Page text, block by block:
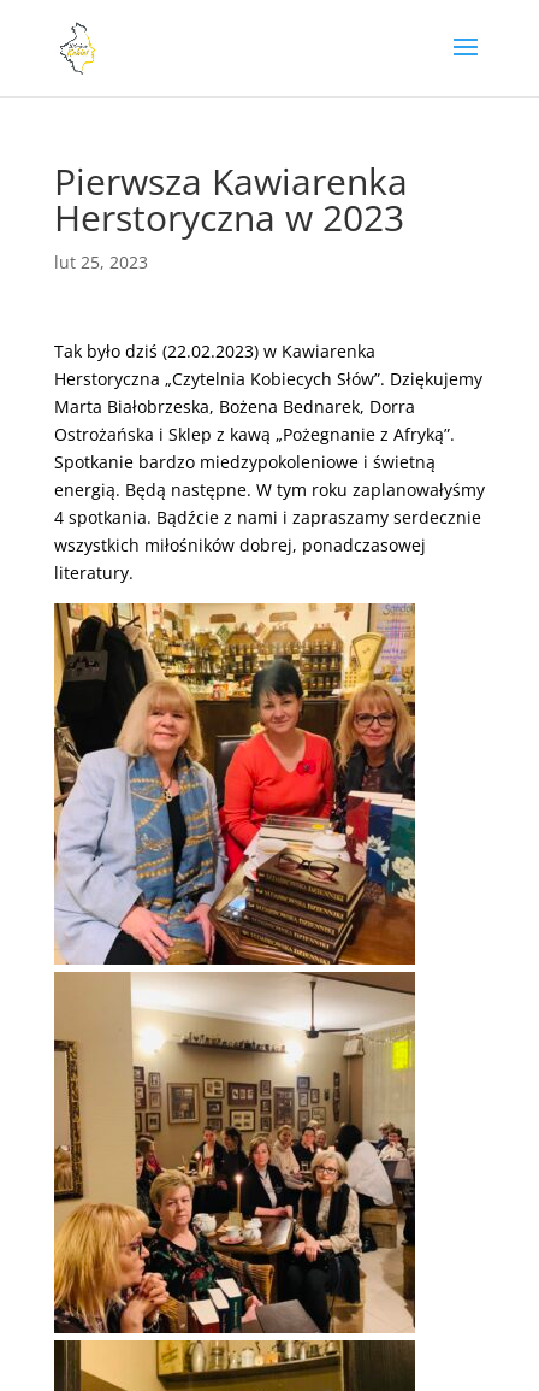
Pierwsza Kawiarenka
Herstoryczna w 2023
lut 25, 2023
Tak było dziś (22.02.2023) w Kawiarenka
Herstoryczna „Czytelnia Kobiecych Słów”. Dziękujemy
Marta Białobrzeska, Bożena Bednarek, Dorra
Ostrożańska i Sklep z kawą „Pożegnanie z Afryką”.
Spotkanie bardzo miedzypokoleniowe i świetną
energią. Będą następne. W tym roku zaplanowałyśmy
4 spotkania. Bądźcie z nami i zapraszamy serdecznie
wszystkich miłośników dobrej, ponadczasowej
literatury.